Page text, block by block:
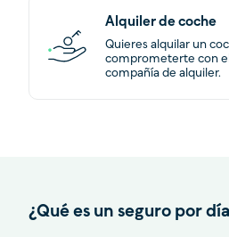
Alquiler de coche
Quieres alquilar un
comprometerte con
compañía de alquiler.
¿Qué es un seguro por